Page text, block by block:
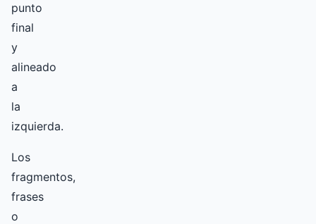
punto
final
y
alineado
a
la
izquierda.
Los
fragmentos,
frases
o